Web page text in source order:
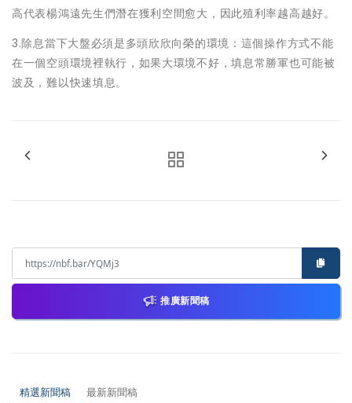
高代表楊鴻遠先生們潛在獲利空間愈大，因此殖利率越高越好。
3.除息當下大盤必須是多頭欣欣向榮的環境：這個操作方式不能
在一個空頭環境裡執行，如果大環境不好，填息常勝軍也可能被
波及，難以快速填息。
推廣新聞稿
精選新聞稿 最新新聞稿